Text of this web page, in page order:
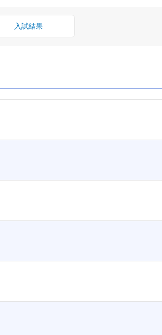
入試結果